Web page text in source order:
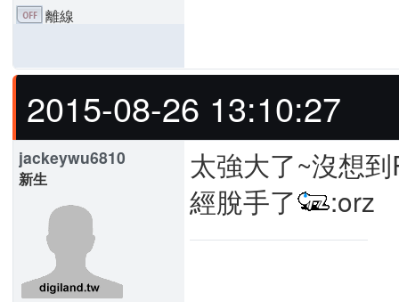
離線
2015-08-26 13:10:27
jackeywu6810
新生
太強大了~沒想
經脫手了
:orz